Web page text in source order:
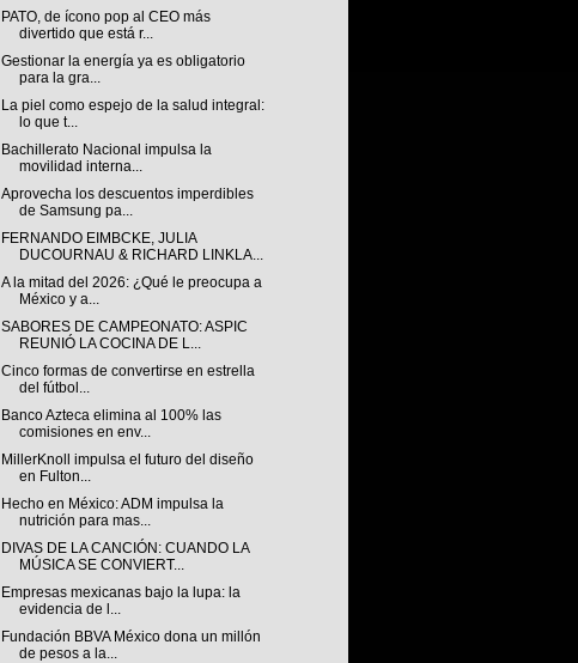
PATO, de ícono pop al CEO más
divertido que está r...
Gestionar la energía ya es obligatorio
para la gra...
La piel como espejo de la salud integral:
lo que t...
Bachillerato Nacional impulsa la
movilidad interna...
Aprovecha los descuentos imperdibles
de Samsung pa...
FERNANDO EIMBCKE, JULIA
DUCOURNAU & RICHARD LINKLA...
A la mitad del 2026: ¿Qué le preocupa a
México y a...
SABORES DE CAMPEONATO: ASPIC
REUNIÓ LA COCINA DE L...
Cinco formas de convertirse en estrella
del fútbol...
Banco Azteca elimina al 100% las
comisiones en env...
MillerKnoll impulsa el futuro del diseño
en Fulton...
Hecho en México: ADM impulsa la
nutrición para mas...
DIVAS DE LA CANCIÓN: CUANDO LA
MÚSICA SE CONVIERT...
Empresas mexicanas bajo la lupa: la
evidencia de l...
Fundación BBVA México dona un millón
de pesos a la...